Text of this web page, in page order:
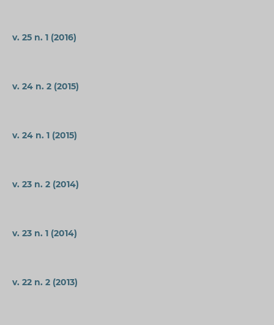
v. 25 n. 1 (2016)
v. 24 n. 2 (2015)
v. 24 n. 1 (2015)
v. 23 n. 2 (2014)
v. 23 n. 1 (2014)
v. 22 n. 2 (2013)